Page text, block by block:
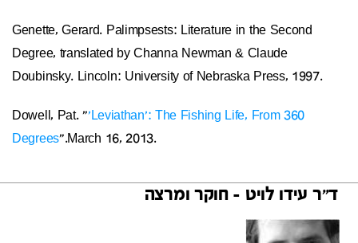
Genette, Gerard. Palimpsests: Literature in the Second
Degree, translated by Channa Newman & Claude
Doubinsky. Lincoln: University of Nebraska Press, 1997.
Dowell, Pat. "'Leviathan': The Fishing Life, From 360
Degrees".March 16, 2013.
ד"ר עידו לויט - חוקר ומרצה